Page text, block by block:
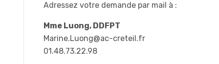
Adressez votre demande par mail à :
Mme Luong, DDFPT
Marine.Luong@ac-creteil.fr
01.48.73.22.98